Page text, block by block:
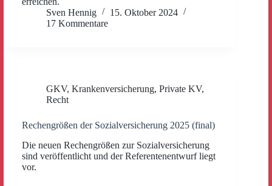
Sven Hennig
15. Oktober 2024
17 Kommentare
GKV, Krankenversicherung, Private KV,
Recht
Rechengrößen der Sozialversicherung 2025 (final)
Die neuen Rechengrößen zur Sozialversicherung
sind veröffentlicht und der Referentenentwurf liegt
vor.